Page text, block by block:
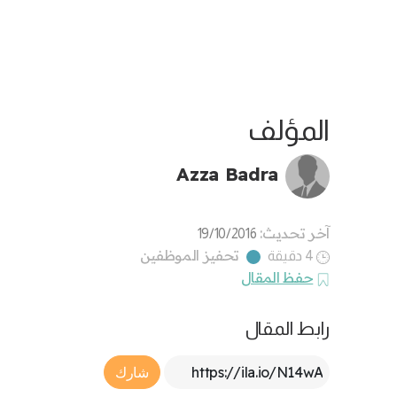
المؤلف
Azza Badra
آخر تحديث: 19/10/2016
4 دقيقة
تحفيز الموظفين
حفظ المقال
رابط المقال
Article Link
شارك